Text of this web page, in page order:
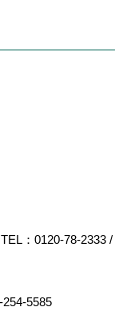
TEL： 0120-78-2333 /
254-5585